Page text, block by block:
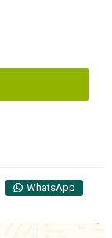
WhatsApp